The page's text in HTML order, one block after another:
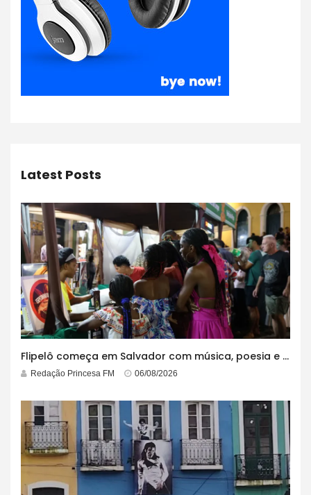
Latest Posts
Flipelô começa em Salvador com música, poesia e grande participação
Redação Princesa FM 06/08/2026